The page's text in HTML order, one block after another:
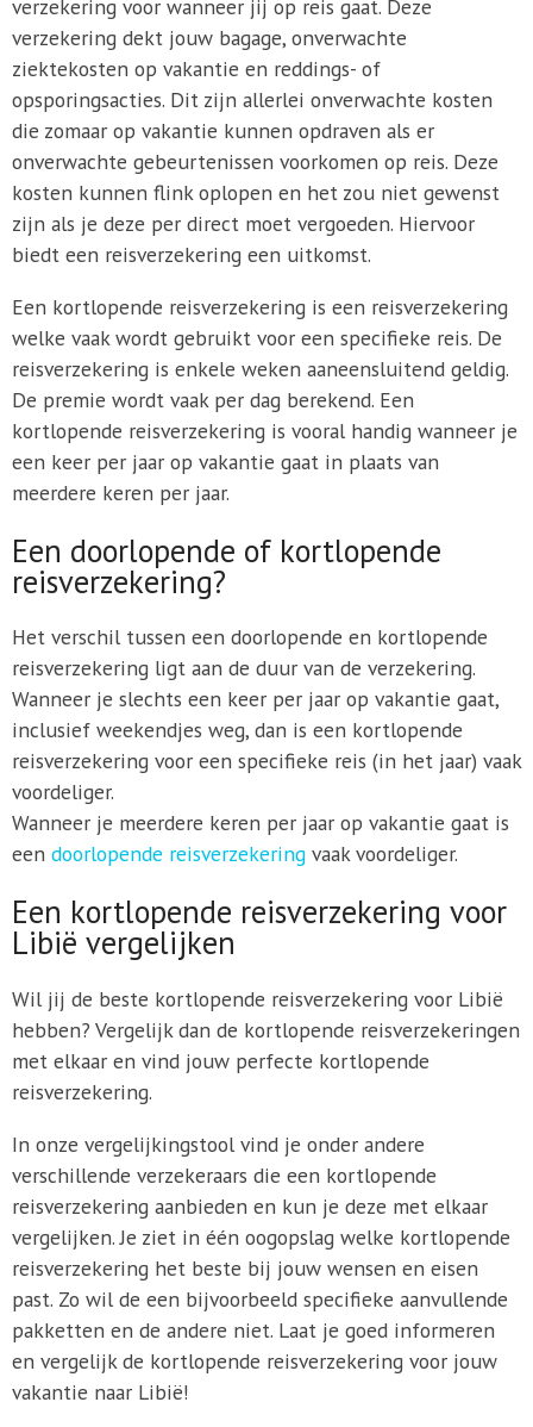
verzekering voor wanneer jij op reis gaat. Deze
verzekering dekt jouw bagage, onverwachte
ziektekosten op vakantie en reddings- of
opsporingsacties. Dit zijn allerlei onverwachte kosten
die zomaar op vakantie kunnen opdraven als er
onverwachte gebeurtenissen voorkomen op reis. Deze
kosten kunnen flink oplopen en het zou niet gewenst
zijn als je deze per direct moet vergoeden. Hiervoor
biedt een reisverzekering een uitkomst.
Een kortlopende reisverzekering is een reisverzekering
welke vaak wordt gebruikt voor een specifieke reis. De
reisverzekering is enkele weken aaneensluitend geldig.
De premie wordt vaak per dag berekend. Een
kortlopende reisverzekering is vooral handig wanneer je
een keer per jaar op vakantie gaat in plaats van
meerdere keren per jaar.
Een doorlopende of kortlopende
reisverzekering?
Het verschil tussen een doorlopende en kortlopende
reisverzekering ligt aan de duur van de verzekering.
Wanneer je slechts een keer per jaar op vakantie gaat,
inclusief weekendjes weg, dan is een kortlopende
reisverzekering voor een specifieke reis (in het jaar) vaak
voordeliger.
Wanneer je meerdere keren per jaar op vakantie gaat is
een doorlopende reisverzekeringvaak voordeliger.
Een kortlopende reisverzekering voor
Libië vergelijken
Wil jij de beste kortlopende reisverzekering voor Libië
hebben? Vergelijk dan de kortlopende reisverzekeringen
met elkaar en vind jouw perfecte kortlopende
reisverzekering.
In onze vergelijkingstool vind je onder andere
verschillende verzekeraars die een kortlopende
reisverzekering aanbieden en kun je deze met elkaar
vergelijken. Je ziet in één oogopslag welke kortlopende
reisverzekering het beste bij jouw wensen en eisen
past. Zo wil de een bijvoorbeeld specifieke aanvullende
pakketten en de andere niet. Laat je goed informeren
en vergelijk de kortlopende reisverzekering voor jouw
vakantie naar Libië!